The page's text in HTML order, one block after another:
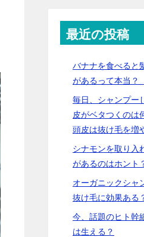
最近の投稿
バナナを食べると
があるって本当？
毎日、シャンプー
皮がベタつくのは
頭皮は抜け毛を増
シナモンを取り入
があるのはホント
オーガニックシャ
抜け毛に効果ある
今、話題のヒト幹
は生える？